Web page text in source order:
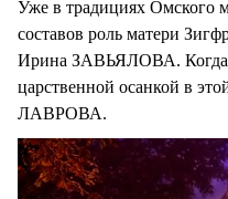
Уже в традициях Омского
составов роль матери
Ирина ЗАВЬЯЛОВА. Когда-
царственной осанкой в
ЛАВРОВА.